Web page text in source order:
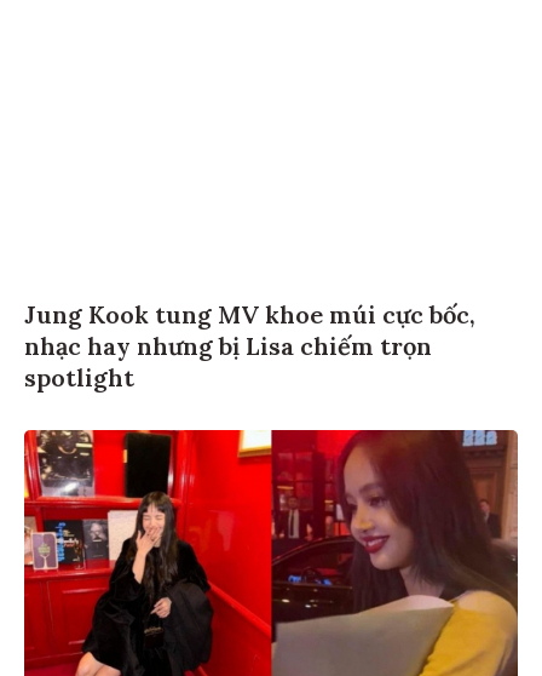
Jung Kook tung MV khoe múi cực bốc,
nhạc hay nhưng bị Lisa chiếm trọn
spotlight